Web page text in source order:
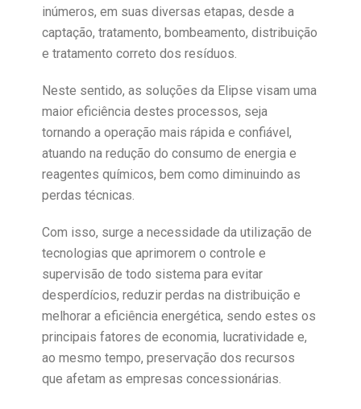
inúmeros, em suas diversas etapas, desde a
captação, tratamento, bombeamento, distribuição
e tratamento correto dos resíduos.
Neste sentido, as soluções da Elipse visam uma
maior eficiência destes processos, seja
tornando a operação mais rápida e confiável,
atuando na redução do consumo de energia e
reagentes químicos, bem como diminuindo as
perdas técnicas.
Com isso, surge a necessidade da utilização de
tecnologias que aprimorem o controle e
supervisão de todo sistema para evitar
desperdícios, reduzir perdas na distribuição e
melhorar a eficiência energética, sendo estes os
principais fatores de economia, lucratividade e,
ao mesmo tempo, preservação dos recursos
que afetam as empresas concessionárias.